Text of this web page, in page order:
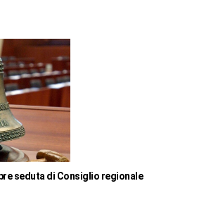
seduta di Consiglio regionale